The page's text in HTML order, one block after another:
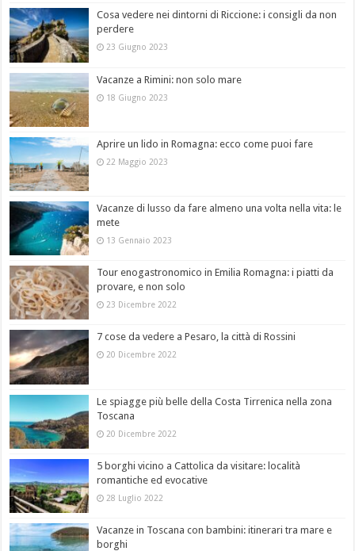
Cosa vedere nei dintorni di Riccione: i consigli da non
perdere
23 Giugno 2023
Vacanze a Rimini: non solo mare
18 Giugno 2023
Aprire un lido in Romagna: ecco come puoi fare
22 Maggio 2023
Vacanze di lusso da fare almeno una volta nella vita: le
mete
13 Gennaio 2023
Tour enogastronomico in Emilia Romagna: i piatti da
provare, e non solo
23 Dicembre 2022
7 cose da vedere a Pesaro, la città di Rossini
20 Dicembre 2022
Le spiagge più belle della Costa Tirrenica nella zona
Toscana
20 Dicembre 2022
5 borghi vicino a Cattolica da visitare: località
romantiche ed evocative
28 Luglio 2022
Vacanze in Toscana con bambini: itinerari tra mare e
borghi